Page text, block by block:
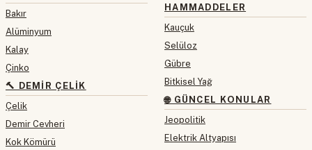
Bakır
Alüminyum
Kalay
Çinko
🔨 DEMIR ÇELIK
Çelik
Demir Cevheri
Kok Kömürü
HAMMADDELER
Kauçuk
Selüloz
Gübre
Bitkisel Yağ
🌐 GÜNCEL KONULAR
Jeopolitik
Elektrik Altyapısı